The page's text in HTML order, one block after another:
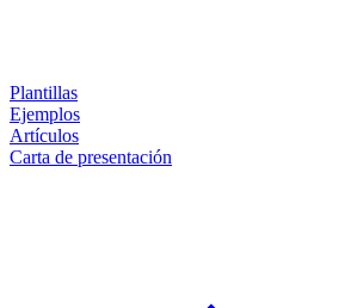
Plantillas
Ejemplos
Artículos
Carta de presentación